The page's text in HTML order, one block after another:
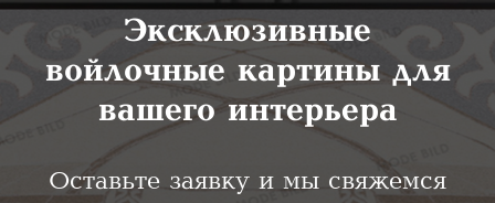
Эксклюзивные
войлочные картины для
вашего интерьера
Оставьте заявку и мы свяжемся